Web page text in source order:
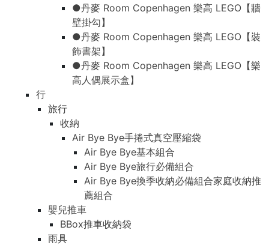
●丹麥 Room Copenhagen 樂高 LEGO【牆
壁掛勾】
●丹麥 Room Copenhagen 樂高 LEGO【裝
飾書架】
●丹麥 Room Copenhagen 樂高 LEGO【樂
高人偶展示盒】
行
旅行
收納
Air Bye Bye手捲式真空壓縮袋
Air Bye Bye基本組合
Air Bye Bye旅行必備組合
Air Bye Bye換季收納必備組合家庭收納推
薦組合
嬰兒推車
BBox推車收納袋
雨具